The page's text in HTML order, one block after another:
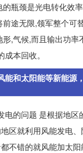
瓶颈是光电转化效
途无限,领军整个可
,气候,而且输出功率
本回收。
能和太阳能等新能源
电的问题 是根据地区
区就利用风能发电
不错的就风能加太